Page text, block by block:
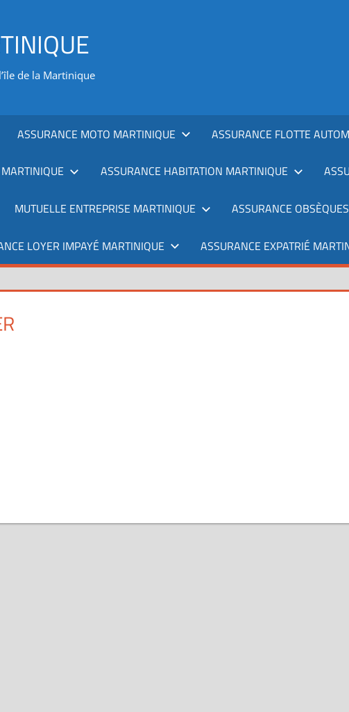
de la Martinique
ASSURANCE MOTO MARTINIQUE ASSURANCE FLOTTE
ASSURANCE HABITATION MARTINIQUE
MUTUELLE ENTREPRISE MARTINIQUE ASSURANCE
LOYER IMPAYÉ MARTINIQUE ASSURANCE EXPATRIÉ